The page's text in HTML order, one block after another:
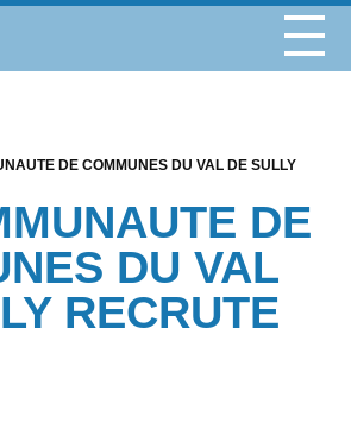
DE COMMUNES DU VAL DE SULLY
DE
DU VAL
RECRUTE